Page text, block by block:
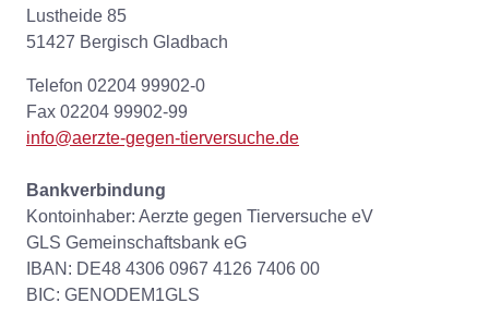
Lustheide 85
51427 Bergisch Gladbach
Telefon 02204 99902-0
Fax 02204 99902-99
info@aerzte-gegen-tierversuche.de
Bankverbindung
Kontoinhaber: Aerzte gegen Tierversuche eV
GLS Gemeinschaftsbank eG
IBAN: DE48 4306 0967 4126 7406 00
BIC: GENODEM1GLS